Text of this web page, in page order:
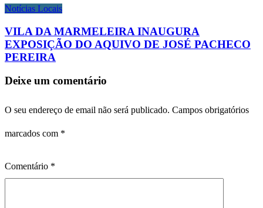
Notícias Locais
VILA DA MARMELEIRA INAUGURA
EXPOSIÇÃO DO AQUIVO DE JOSÉ PACHECO
PEREIRA
Deixe um comentário
O seu endereço de email não será publicado. Campos obrigatórios
marcados com *
Comentário *